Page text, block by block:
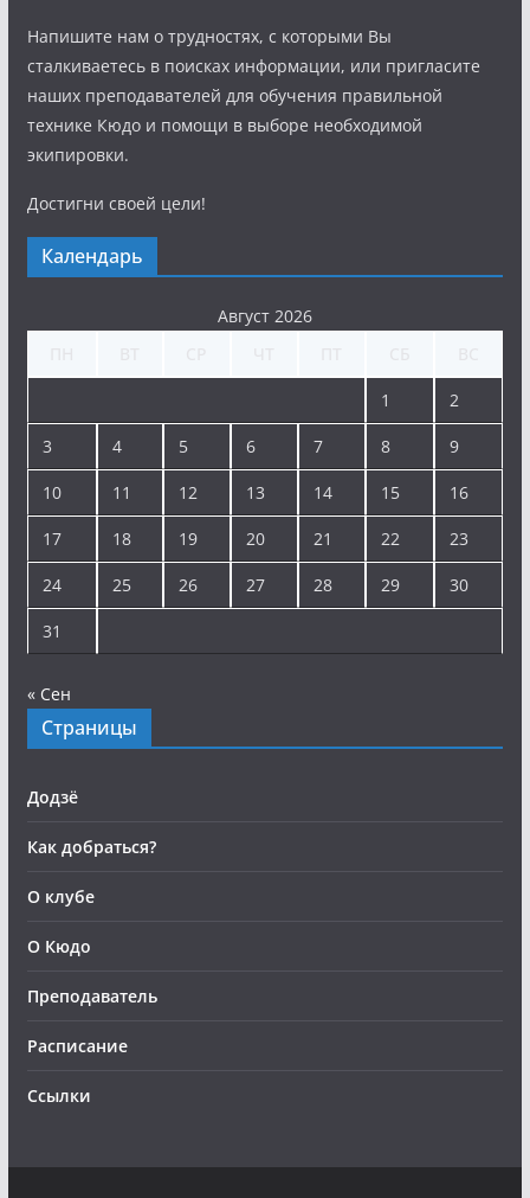
Напишите нам о трудностях, с которыми Вы
сталкиваетесь в поисках информации, или пригласите
наших преподавателей для обучения правильной
технике Кюдо и помощи в выборе необходимой
экипировки.
Достигни своей цели!
Календарь
Август 2026
1 2
3 4 5 6 7 8 9
10 11 12 13 14 15 16
17 18 19 20 21 22 23
24 25 26 27 28 29 30
31
« Сен
Страницы
Додзё
Как добраться?
О клубе
О Кюдо
Преподаватель
Расписание
Ссылки